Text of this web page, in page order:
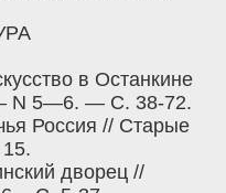
в Останкине
N 5—6. — С. 38-72.
Россия // Старые
дворец //